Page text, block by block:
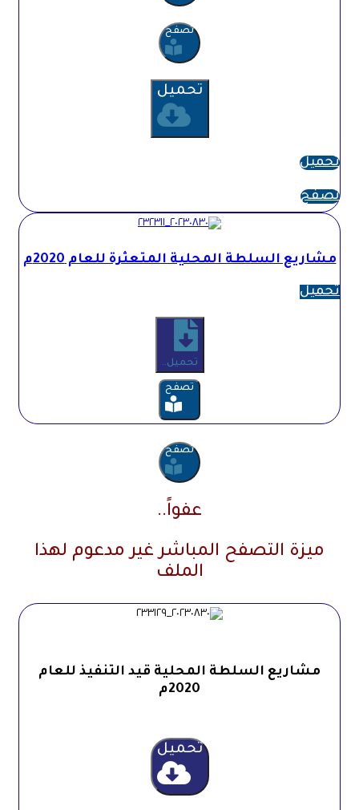
تصفح
تحميل
تحميل
تصفح
مشاريع السلطة المحلية المتعثرة للعام 2020م
تحميل
تحميل..
تصفح
تصفح
عفواً..
ميزة التصفح المباشر غير مدعوم لهذا
الملف
مشاريع السلطة المحلية قيد التنفيذ للعام
2020م
تحميل